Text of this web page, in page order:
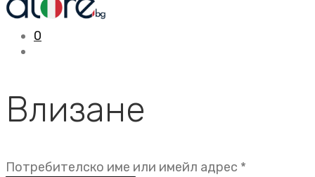
0
Влизане
Потребителско име или имейл адрес *